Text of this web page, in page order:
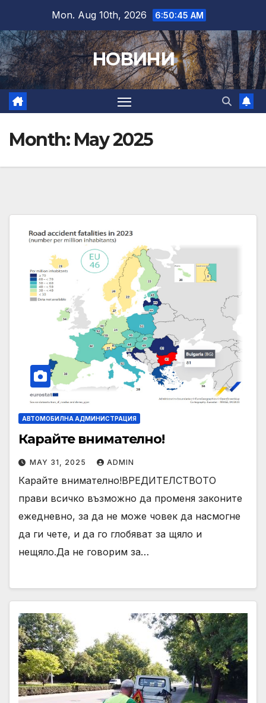
content
Mon. Aug 10th, 2026 6:50:47 AM
НОВИНИ
Month: May 2025
АВТОМОБИЛНА АДМИНИСТРАЦИЯ
Карайте внимателно!
MAY 31, 2025 ADMIN
Карайте внимателно!ВРЕДИТЕЛСТВОТО
прави всичко възможно да променя законите
ежедневно, за да не може човек да насмогне
да ги чете, и да го глобяват за щяло и
нещяло.Да не говорим за…